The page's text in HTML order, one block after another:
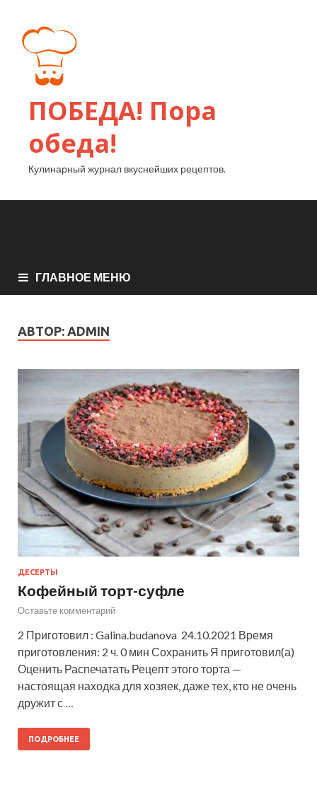
ПОБЕДА! Пора
обеда!
Кулинарный журнал вкуснейших рецептов.
ГЛАВНОЕ МЕНЮ
АВТОР: ADMIN
ДЕСЕРТЫ
Кофейный торт-суфле
Оставьте комментарий
2 Приготовил : Galina.budanova 24.10.2021 Время
приготовления: 2 ч. 0 мин Сохранить Я приготовил(а)
Оценить Распечатать Рецепт этого торта —
настоящая находка для хозяек, даже тех, кто не очень
дружит с …
ПОДРОБНЕЕ